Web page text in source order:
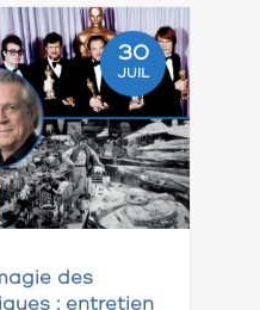
30
JUIL
des
: entretien